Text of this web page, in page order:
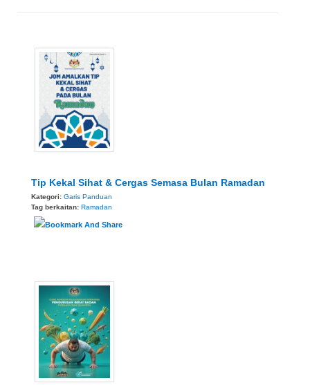
Tip Kekal Sihat & Cergas Semasa Bulan Ramadan
Kategori: Garis Panduan
Tag berkaitan: Ramadan